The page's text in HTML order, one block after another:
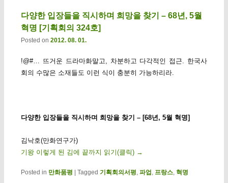
다양한 입장들을 직시하며 희망을 찾기 – 68년, 5월
혁명 [기획회의 324호]
Posted on 2012. 08. 01.
!@#… 뜨거운 드라마화말고, 차분하고 다각적인 접근. 한국사
회의 수많은 소재들도 이런 식이 충분히 가능하리라.
다양한 입장들을 직시하며 희망을 찾기 – [68년, 5월 혁명]
김낙호(만화연구가)
기왕 이렇게 된 김에 끝까지 읽기(클릭) →
Posted in 만화품평 | Tagged 기획회의서평 파업 프랑스, 혁명